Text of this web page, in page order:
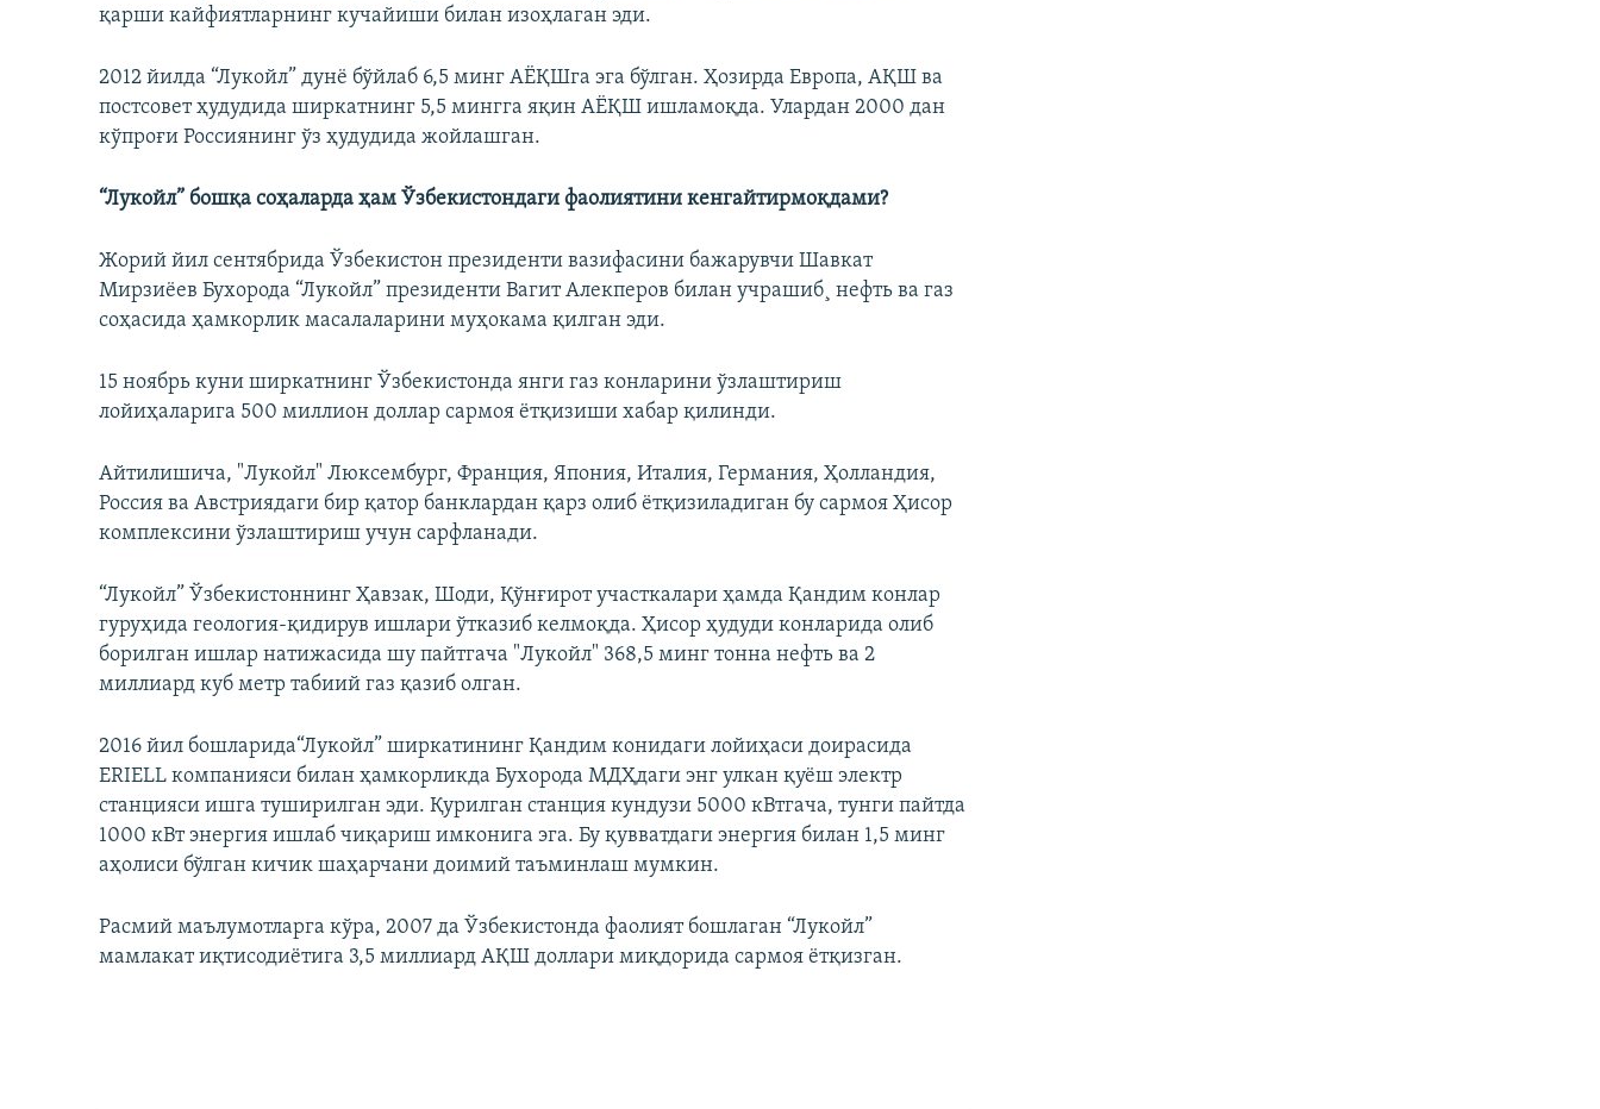
қарши кайфиятларнинг кучайиши билан изоҳлаган эди.
2012 йилда “Лукойл” дунё бўйлаб 6,5 минг АËҚШга эга бўлган. Ҳозирда Европа, АҚШ ва
постсовет ҳудудида ширкатнинг 5,5 мингга яқин АËҚШ ишламоқда. Улардан 2000 дан
кўпроғи Россиянинг ўз ҳудудида жойлашган.
“Лукойл” бошқа соҳаларда ҳам Ўзбекистондаги фаолиятини кенгайтирмоқдами?
Жорий йил сентябрида Ўзбекистон президенти вазифасини бажарувчи Шавкат
Мирзиёев Бухорода “Лукойл” президенти Вагит Алекперов билан учрашиб¸ нефть ва газ
соҳасида ҳамкорлик масалаларини муҳокама қилган эди.
15 ноябрь куни ширкатнинг Ўзбекистонда янги газ конларини ўзлаштириш
лойиҳаларига 500 миллион доллар сармоя ётқизиши хабар қилинди.
Айтилишича, "Лукойл" Люксембург, Франция, Япония, Италия, Германия, Ҳолландия,
Россия ва Австриядаги бир қатор банклардан қарз олиб ëтқизиладиган бу сармоя Ҳисор
комплексини ўзлаштириш учун сарфланади.
“Лукойл” Ўзбекистоннинг Ҳавзак, Шоди, Қўнғирот участкалари ҳамда Қандим конлар
гуруҳида геология-қидирув ишлари ўтказиб келмоқда. Ҳисор ҳудуди конларида олиб
борилган ишлар натижасида шу пайтгача "Лукойл" 368,5 минг тонна нефть ва 2
миллиард куб метр табиий газ қазиб олган.
2016 йил бошларида“Лукойл” ширкатининг Қандим конидаги лойиҳаси доирасида
ERIELL компанияси билан ҳамкорликда Бухорода МДҲдаги энг улкан қуёш электр
станцияси ишга туширилган эди. Қурилган станция кундузи 5000 кВтгача, тунги пайтда
1000 кВт энергия ишлаб чиқариш имконига эга. Бу қувватдаги энергия билан 1,5 минг
аҳолиси бўлган кичик шаҳарчани доимий таъминлаш мумкин.
Расмий маълумотларга кўра, 2007 да Ўзбекистонда фаолият бошлаган “Лукойл”
мамлакат иқтисодиётига 3,5 миллиард АҚШ доллари миқдорида сармоя ётқизган.